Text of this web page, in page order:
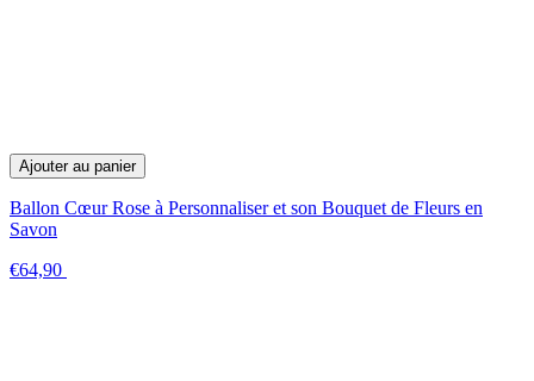
Ajouter au panier
Ballon Cœur Rose à Personnaliser et son Bouquet de Fleurs en
Savon
€64,90